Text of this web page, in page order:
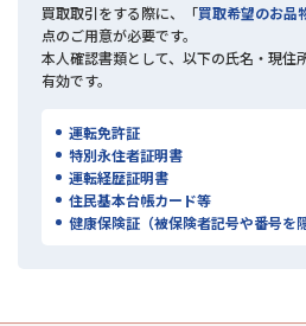
買取取引をする際に、「買取希望のお品
点のご用意が必要です。
本人確認書類として、以下の氏名・現住
有効です。
運転免許証
特別永住者証明書
運転経歴証明書
住民基本台帳カード等
健康保険証（被保険者記号や番号を